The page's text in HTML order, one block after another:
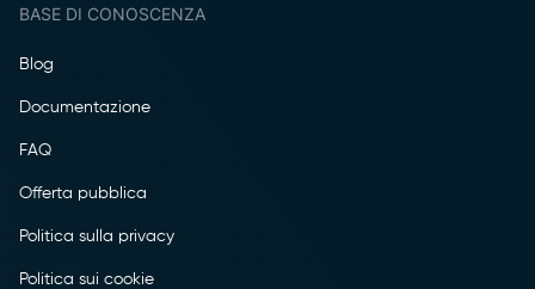
BASE DI CONOSCENZA
Blog
Documentazione
FAQ
Offerta pubblica
Politica sulla privacy
Politica sui cookie